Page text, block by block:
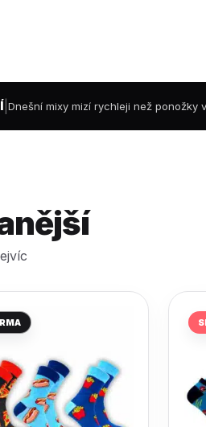
Dnešní mixy mizí rychleji než ponožky